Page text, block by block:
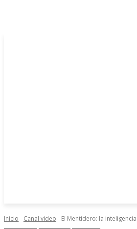
Inicio Canal video El Mentidero: la